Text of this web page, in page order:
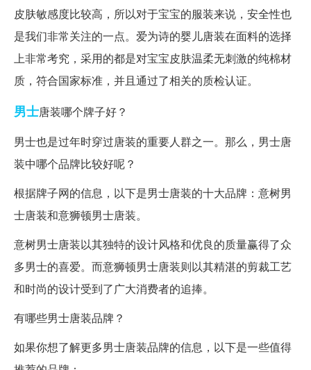
皮肤敏感度比较高，所以对于宝宝的服装来说，安全性也
是我们非常关注的一点。爱为诗的婴儿唐装在面料的选择
上非常考究，采用的都是对宝宝皮肤温柔无刺激的纯棉材
质，符合国家标准，并且通过了相关的质检认证。
男士唐装哪个牌子好？
男士也是过年时穿过唐装的重要人群之一。那么，男士唐
装中哪个品牌比较好呢？
根据牌子网的信息，以下是男士唐装的十大品牌：意树男
士唐装和意狮顿男士唐装。
意树男士唐装以其独特的设计风格和优良的质量赢得了众
多男士的喜爱。而意狮顿男士唐装则以其精湛的剪裁工艺
和时尚的设计受到了广大消费者的追捧。
有哪些男士唐装品牌？
如果你想了解更多男士唐装品牌的信息，以下是一些值得